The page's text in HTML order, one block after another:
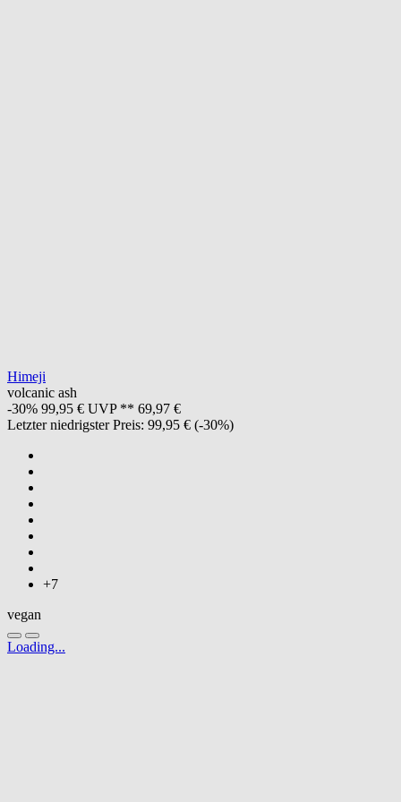
Himeji
volcanic ash
-30% 99,95 € UVP ** 69,97 €
Letzter niedrigster Preis: 99,95 € (-30%)
+7
vegan
Loading...